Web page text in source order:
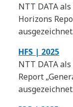
NTT DATA
Horizons
ausgezeichnet.
HFS | 2025
NTT DATA
Report
ausgezeichnet.